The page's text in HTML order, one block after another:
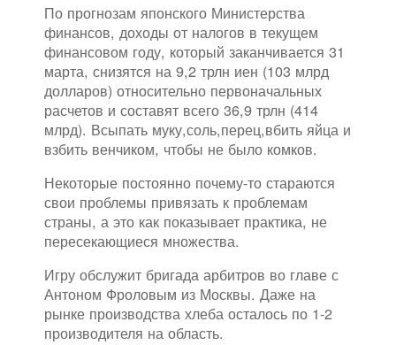
По прогнозам японского Министерства
финансов, доходы от налогов в текущем
финансовом году, который заканчивается 31
марта, снизятся на 9,2 трлн иен (103 млрд
долларов) относительно первоначальных
расчетов и составят всего 36,9 трлн (414
млрд). Всыпать муку,соль,перец,вбить яйца и
взбить венчиком, чтобы не было комков.
Некоторые постоянно почему-то стараются
свои проблемы привязать к проблемам
страны, а это как показывает практика, не
пересекающиеся множества.
Игру обслужит бригада арбитров во главе с
Антоном Фроловым из Москвы. Даже на
рынке производства хлеба осталось по 1-2
производителя на область.